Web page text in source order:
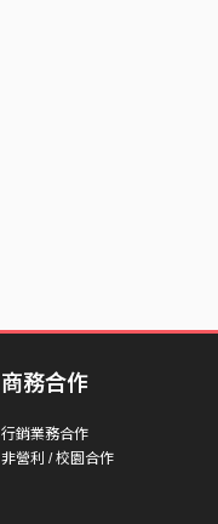
商務合作
行銷業務合作
非營利 / 校園合作